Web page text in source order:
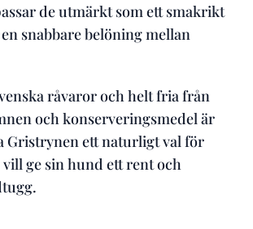
de utmärkt som ett smakrikt
snabbare belöning mellan
råvaror och helt fria från
och konserveringsmedel är
Gristrynen ett naturligt val för
ge sin hund ett rent och